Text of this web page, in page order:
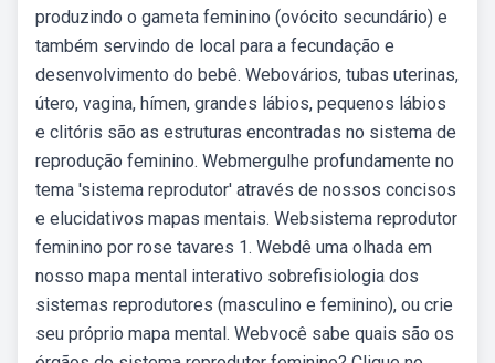
produzindo o gameta feminino (ovócito secundário) e
também servindo de local para a fecundação e
desenvolvimento do bebê. Webovários, tubas uterinas,
útero, vagina, hímen, grandes lábios, pequenos lábios
e clitóris são as estruturas encontradas no sistema de
reprodução feminino. Webmergulhe profundamente no
tema 'sistema reprodutor' através de nossos concisos
e elucidativos mapas mentais. Websistema reprodutor
feminino por rose tavares 1. Webdê uma olhada em
nosso mapa mental interativo sobrefisiologia dos
sistemas reprodutores (masculino e feminino), ou crie
seu próprio mapa mental. Webvocê sabe quais são os